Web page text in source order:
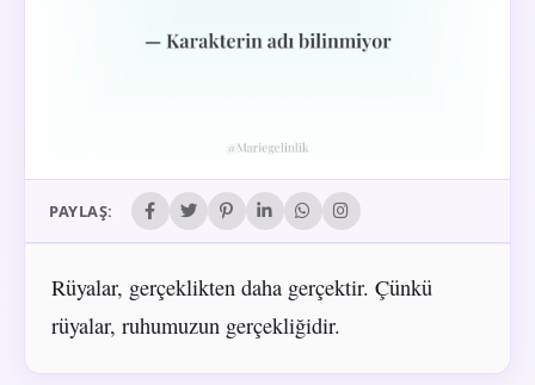
PAYLAŞ:
Rüyalar, gerçeklikten daha gerçektir. Çünkü
rüyalar, ruhumuzun gerçekliğidir.